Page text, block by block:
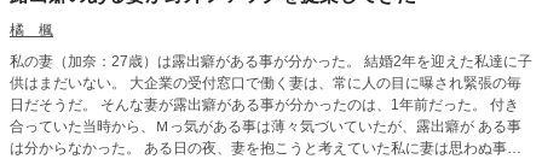
橘 楓
私の妻（加奈：27歳）は露出癖がある事が分かった。 結婚2年を迎えた私達に子
供はまだいない。 大企業の受付窓口で働く妻は、常に人の目に曝され緊張の毎
日だそうだ。 そんな妻が露出癖がある事が分かったのは、1年前だった。 付き
合っていた当時から、Ｍっ気がある事は薄々気づいていたが、露出癖が ある事
は分からなかった。 ある日の夜、妻を抱こうと考えていた私に妻は思わぬ事を